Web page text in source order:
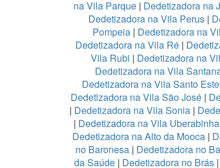
na Vila Parque | Dedetizadora na
Dedetizadora na Vila Perus|
Pompeia| Dedetizadora na
Dedetizadora na Vila Ré |
Vila Rubi | Dedetizadora na
Dedetizadora na Vila
Dedetizadora na Vila Santo
Dedetizadora na Vila São José |
| Dedetizadora na Vila Sonia |
| Dedetizadora na Vila Uberabinha
Dedetizadora na Alto da Mooca|
no Baronesa| Dedetizadora no
da Saúde| Dedetizadora no Brás|